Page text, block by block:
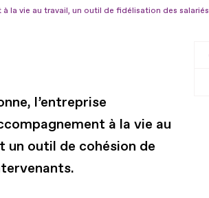
à la vie au travail, un outil de fidélisation des salariés
l’entreprise
à la vie au
un outil de cohésion de